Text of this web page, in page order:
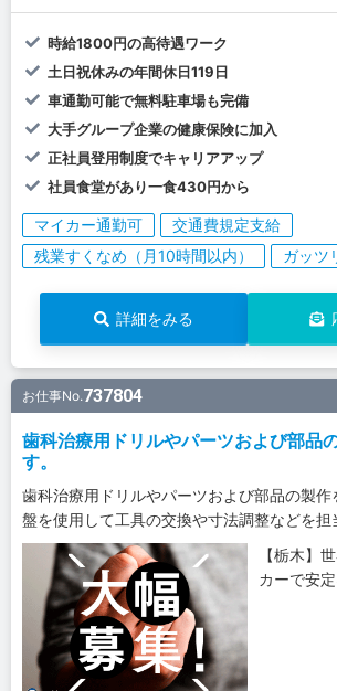
時給1800円の高待遇ワーク
土日祝休みの年間休日119日
車通勤可能で無料駐車場も完備
大手グループ企業の健康保険に加入
正社員登用制度でキャリアアップ
社員食堂があり一食430円から
マイカー通勤可
交通費規定支給
残業すくなめ（月10時間以内）
ガッツ
詳細をみる
お仕事No.737804
歯科治療用ドリルやパーツおよび部品
す。
歯科治療用ドリルやパーツおよび部品の製
盤を使用して工具の交換や寸法調整などを担
【栃木】
カーで安